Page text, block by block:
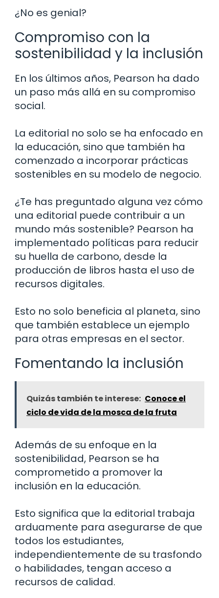
¿No es genial?
Compromiso con la
sostenibilidad y la inclusión
En los últimos años, Pearson ha dado
un paso más allá en su compromiso
social.
La editorial no solo se ha enfocado en
la educación, sino que también ha
comenzado a incorporar prácticas
sostenibles en su modelo de negocio.
¿Te has preguntado alguna vez cómo
una editorial puede contribuir a un
mundo más sostenible? Pearson ha
implementado políticas para reducir
su huella de carbono, desde la
producción de libros hasta el uso de
recursos digitales.
Esto no solo beneficia al planeta, sino
que también establece un ejemplo
para otras empresas en el sector.
Fomentando la inclusión
Quizás también te interese: Conoce el
ciclo de vida de la mosca de la fruta
Además de su enfoque en la
sostenibilidad, Pearson se ha
comprometido a promover la
inclusión en la educación.
Esto significa que la editorial trabaja
arduamente para asegurarse de que
todos los estudiantes,
independientemente de su trasfondo
o habilidades, tengan acceso a
recursos de calidad.